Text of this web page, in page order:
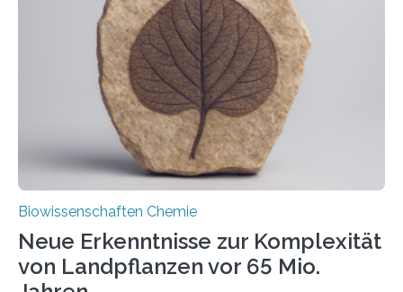
peroxisomalen Proteintransports in der Bäckerhefe
Saccharomyces cerevisiae entdeckt, der für die
Funktionsfähigkeit der Organellen entscheidend ist. Die
Studie wurde am 28. Oktober 2025 in der
Fachzeitschrift…
Biowissenschaften Chemie
Neue Erkenntnisse zur Komplexität
von Landpflanzen vor 65 Mio.